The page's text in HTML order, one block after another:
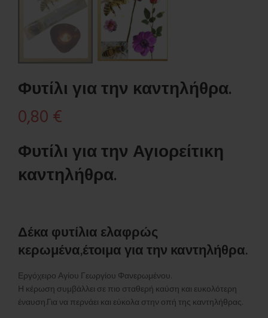
Φυτίλι για την καντηλήθρα.
0,80 €
Φυτίλι για την Αγιορείτικη
καντηλήθρα.
Δέκα φυτίλια ελαφρώς
κερωμένα,έτοιμα για την καντηλήθρα.
Εργόχειρο Αγίου Γεωργίου Φανερωμένου.
Η κέρωση συμβάλλει σε πιο σταθερή καύση και ευκολότερη
έναυση.Για να περνάει και εύκολα στην οπή της καντηλήθρας.